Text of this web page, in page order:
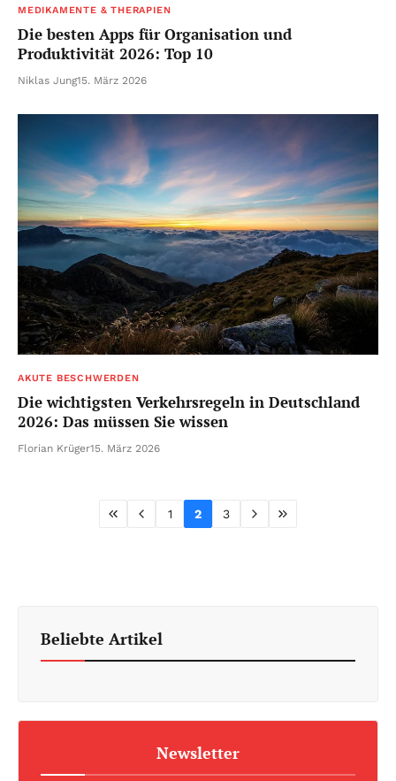
MEDIKAMENTE & THERAPIEN
Die besten Apps für Organisation und
Produktivität 2026: Top 10
Niklas Jung15. März 2026
AKUTE BESCHWERDEN
Die wichtigsten Verkehrsregeln in Deutschland
2026: Das müssen Sie wissen
Florian Krüger15. März 2026
1 2 3
Beliebte Artikel
Newsletter